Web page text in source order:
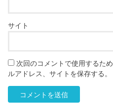
サイト
次回のコメントで使用するた
ルアドレス、サイトを保存する。